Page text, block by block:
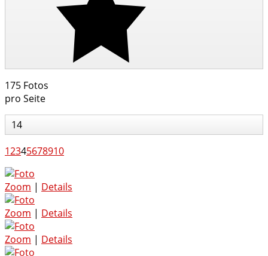
175 Fotos
pro Seite
14
12345678910
Zoom | Details
Zoom | Details
Zoom | Details